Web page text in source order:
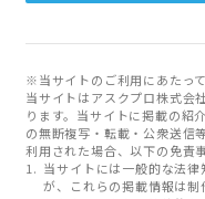
※当サイトのご利用にあたって
当サイトはアスクプロ株式会
ります。当サイトに掲載の紹
の無断複写・転載・公衆送信
利用された場合、以下の免責
当サイトには一般的な法
が、これらの掲載情報は